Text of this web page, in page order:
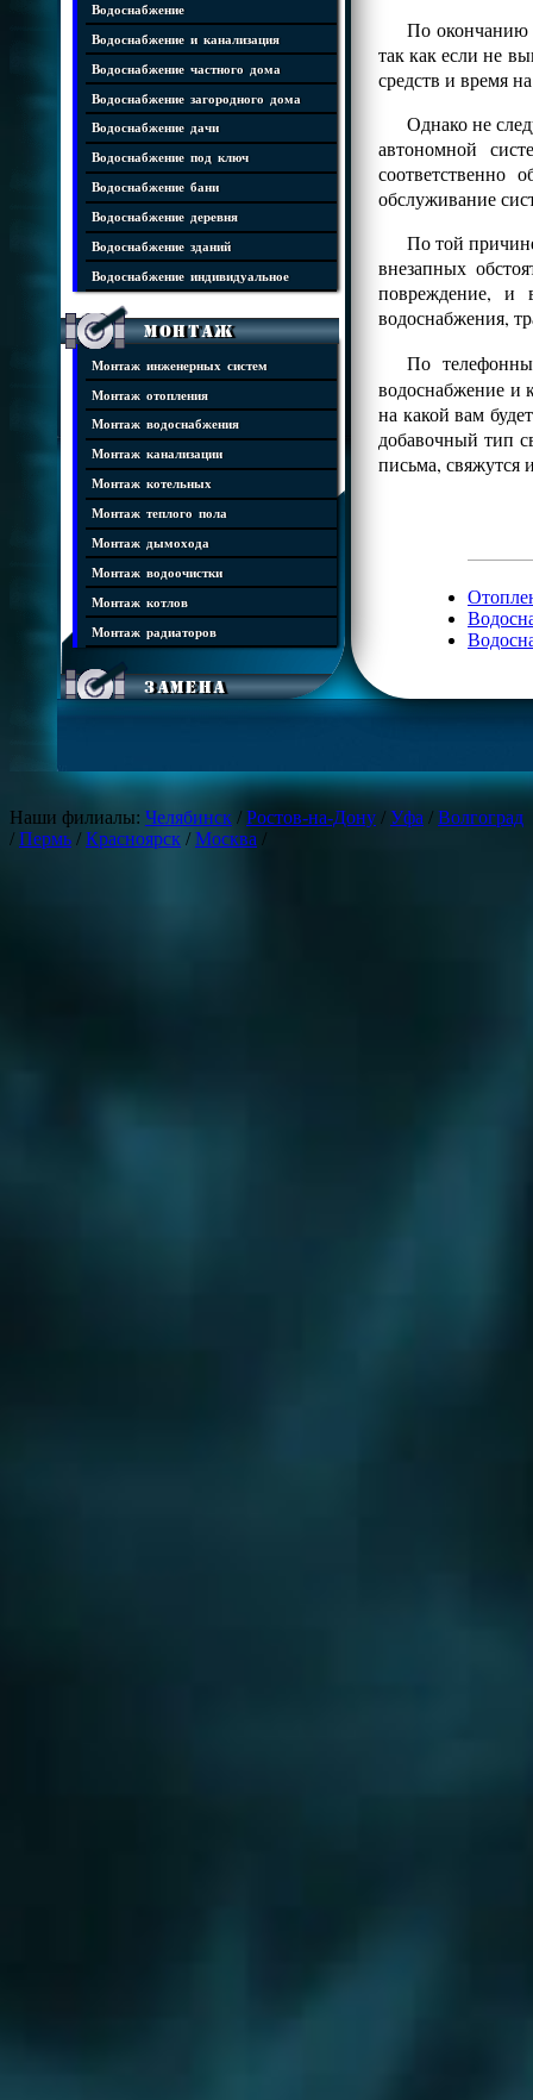
Водоснабжение
Водоснабжение и канализация
Водоснабжение частного дома
Водоснабжение загородного дома
Водоснабжение дачи
Водоснабжение под ключ
Водоснабжение бани
Водоснабжение деревня
Водоснабжение зданий
Водоснабжение индивидуальное
Монтаж
Монтаж инженерных систем
Монтаж отопления
Монтаж водоснабжения
Монтаж канализации
Монтаж котельных
Монтаж теплого пола
Монтаж дымохода
Монтаж водоочистки
Монтаж котлов
Монтаж радиаторов
Замена
Замена труб отопления
Замена стояков водоснабжения
По окончанию
так как если не
средств и время
Однако не
автономной
соответственно
обслуживание
По той
внезапных
повреждение, и
водоснабжения,
По
водоснабжение и
на какой вам
добавочный тип
письма, свяжутся
Наши филиалы: Челябинск / Ростов-на-Дону / Уфа / Волгоград
/ Пермь / Красноярск /Москва /